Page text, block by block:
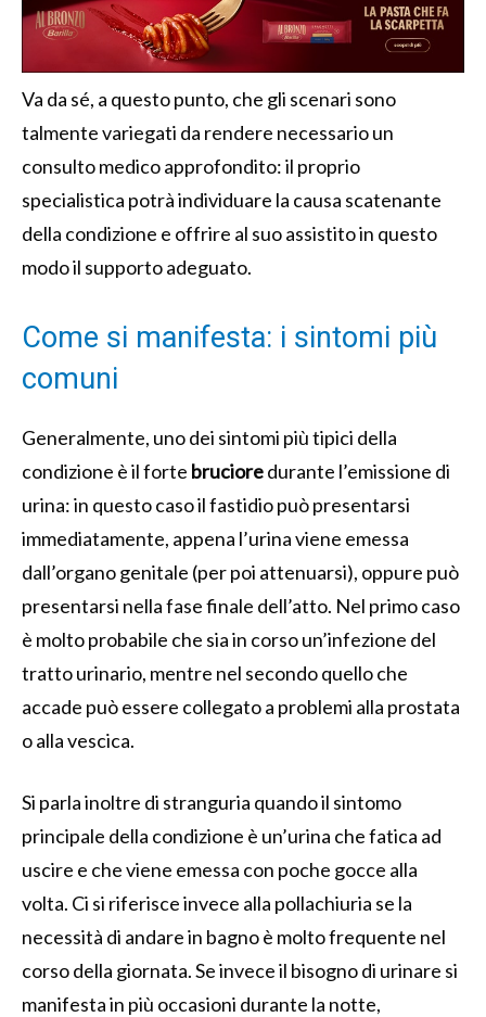
Va da sé, a questo punto, che gli scenari sono
talmente variegati da rendere necessario un
consulto medico approfondito: il proprio
specialistica potrà individuare la causa scatenante
della condizione e offrire al suo assistito in questo
modo il supporto adeguato.
Come si manifesta: i sintomi più
comuni
Generalmente, uno dei sintomi più tipici della
condizione è il forte brucioredurante l’emissione di
urina: in questo caso il fastidio può presentarsi
immediatamente, appena l’urina viene emessa
dall’organo genitale (per poi attenuarsi), oppure può
presentarsi nella fase finale dell’atto. Nel primo caso
è molto probabile che sia in corso un’infezione del
tratto urinario, mentre nel secondo quello che
accade può essere collegato a problemi alla prostata
o alla vescica.
Si parla inoltre di stranguria quando il sintomo
principale della condizione è un’urina che fatica ad
uscire e che viene emessa con poche gocce alla
volta. Ci si riferisce invece alla pollachiuria se la
necessità di andare in bagno è molto frequente nel
corso della giornata. Se invece il bisogno di urinare si
manifesta in più occasioni durante la notte,